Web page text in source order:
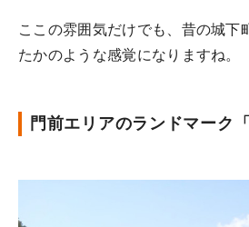
ここの雰囲気だけでも、昔の城下
たかのような感覚になりますね。
門前エリアのランドマーク